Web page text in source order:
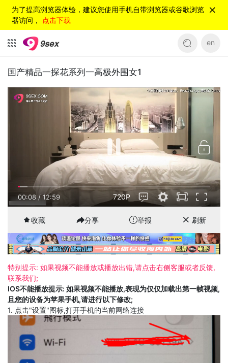
为了提高浏览器体验，建议您使用手机自带浏览器或谷歌浏览
器访问， 点击下载
en
国产精品一探花系列一高极外围女1
00:08 / 12:59 720P
收藏 分享 举报 刷新
特别提示: 如果视频不能播放或播放出错,请点击右侧客服或者反馈,
联系我们;
IOS不能播放提示: 如果视频不能播放,表现为仅仅加载出第一帧视频,
且您的设备为苹果手机,请进行以下修改;
1. 点击"设置"图标,打开手机的当前网络连接